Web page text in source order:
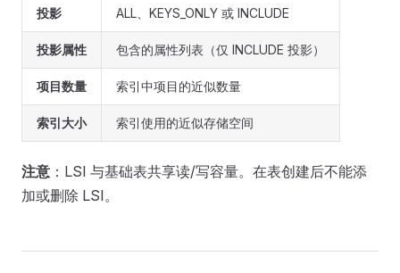
投影 ALL、KEYS_ONLY 或 INCLUDE
投影属性 包含的属性列表（仅 INCLUDE 投影）
项目数量 索引中项目的近似数量
索引大小 索引使用的近似存储空间
注意 ：LSI 与基础表共享读/写容量。在表创建后不能添
加或删除 LSI。